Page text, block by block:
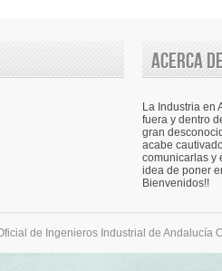
Acerca
La Industria en
fuera y dentro
gran
acabe
comunicarlas y
idea de poner
Bienvenidos!!
de Ingenieros Industrial de Andalucía